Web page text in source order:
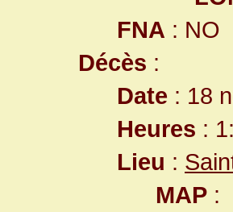
FNA : NO
Décès :
Date : 18
Heures :
Lieu :
MAP :